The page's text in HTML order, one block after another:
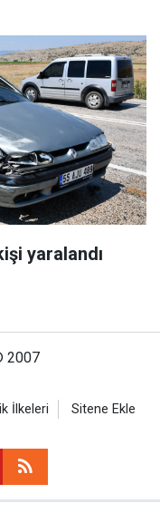
yaralandı
2007
İlkeleri Sitene Ekle